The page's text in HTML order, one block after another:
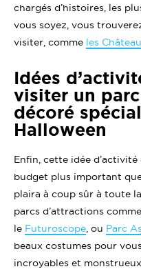
chargés d’histoires, les
vous soyez, vous
visiter, comme les
Idées
visiter un
décoré
Halloween
Enfin, cette idée
budget plus important
plaira à coup sûr à toute
parcs d’attractions comme
le Futuroscope , ou Parc
beaux costumes pour
incroyables et